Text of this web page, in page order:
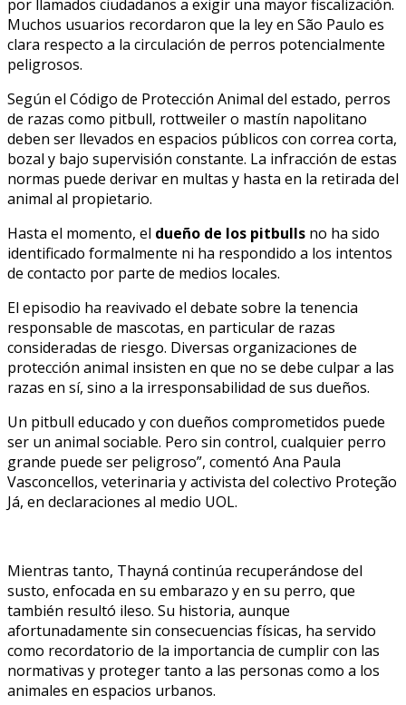
por llamados ciudadanos a exigir una mayor fiscalización.
Muchos usuarios recordaron que la ley en São Paulo es
clara respecto a la circulación de perros potencialmente
peligrosos.
Según el Código de Protección Animal del estado, perros
de razas como pitbull, rottweiler o mastín napolitano
deben ser llevados en espacios públicos con correa corta,
bozal y bajo supervisión constante. La infracción de estas
normas puede derivar en multas y hasta en la retirada del
animal al propietario.
Hasta el momento, el dueño de los pitbulls no ha sido
identificado formalmente ni ha respondido a los intentos
de contacto por parte de medios locales.
El episodio ha reavivado el debate sobre la tenencia
responsable de mascotas, en particular de razas
consideradas de riesgo. Diversas organizaciones de
protección animal insisten en que no se debe culpar a las
razas en sí, sino a la irresponsabilidad de sus dueños.
Un pitbull educado y con dueños comprometidos puede
ser un animal sociable. Pero sin control, cualquier perro
grande puede ser peligroso”, comentó Ana Paula
Vasconcellos, veterinaria y activista del colectivo Proteção
Já, en declaraciones al medio UOL.
Mientras tanto, Thayná continúa recuperándose del
susto, enfocada en su embarazo y en su perro, que
también resultó ileso. Su historia, aunque
afortunadamente sin consecuencias físicas, ha servido
como recordatorio de la importancia de cumplir con las
normativas y proteger tanto a las personas como a los
animales en espacios urbanos.